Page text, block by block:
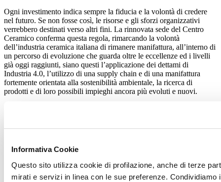
Informativa Cookie
Questo sito utilizza cookie di profilazione, anche di terze
mirati e servizi in linea con le sue preferenze.
Ogni investimento indica sempre la fiducia e la volontà di credere
nel futuro. Se non fosse così, le risorse e gli sforzi organizzativi
verrebbero destinati verso altri fini. La rinnovata sede del Centro
Ceramico conferma questa regola, rimarcando la volontà
dell’industria ceramica italiana di rimanere manifattura, all’interno di
un percorso di evoluzione che guarda oltre le eccellenze ed i livelli
già oggi raggiunti, siano questi l’applicazione dei dettami di
Industria 4.0, l’utilizzo di una supply chain e di una manifattura
fortemente orientata alla sostenibilità ambientale, la ricerca di
prodotti e di loro possibili impieghi ancora più evoluti e nuovi.
luminose stanze di via Valle d’Aosta vedrà realizzarsi una fervente
attività.